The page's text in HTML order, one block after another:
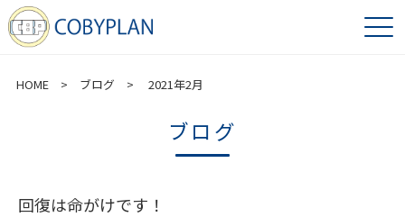
HOME> ブログ > 2021年2月
ブログ
回復は命がけです！